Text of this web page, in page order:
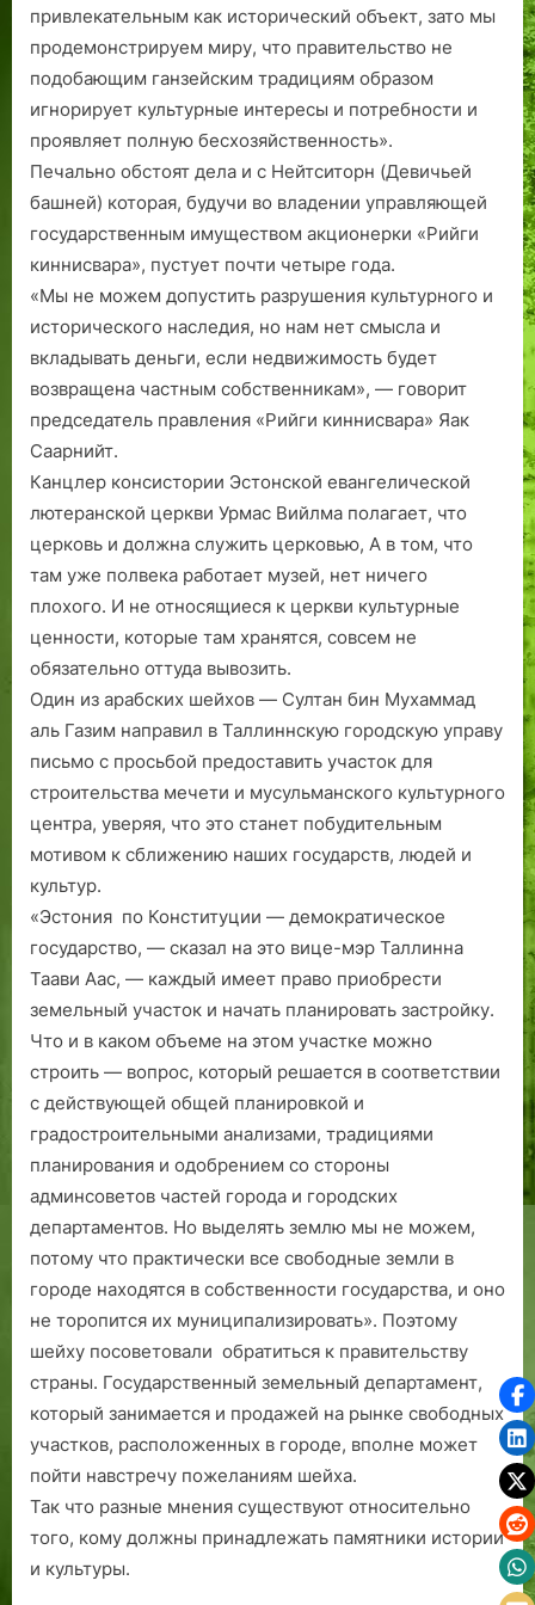
привлекательным как исторический объект, зато мы
продемонстрируем миру, что правительство не
подобающим ганзейским традициям образом
игнорирует культурные интересы и потребности и
проявляет полную бесхозяйственность».
Печально обстоят дела и с Нейтситорн (Девичьей
башней) которая, будучи во владении управляющей
государственным имуществом акционерки «Рийги
киннисвара», пустует почти четыре года.
«Мы не можем допустить разрушения культурного и
исторического наследия, но нам нет смысла и
вкладывать деньги, если недвижимость будет
возвращена частным собст­венникам», — говорит
председатель правления «Рийги киннисвара» Яак
Саарнийт.
Канцлер консистории Эстонской евангелической
лютеранской церкви Урмас Вийлма полагает, что
церковь и должна служить церковью, А в том, что
там уже полвека работает музей, нет ничего
плохого. И не относящиеся к церк­ви культурные
ценности, которые там хранятся, совсем не
обязательно оттуда вывозить.
Один из арабских шейхов — Султан бин Мухаммад
аль Газим направил в Таллиннскую городскую управу
письмо с просьбой предоставить участок для
строительства мечети и мусульманского культурного
центра, уверяя, что это станет побудительным
мотивом к сближению наших государств, людей и
культур.
«Эстония по Конституции — демократическое
государство, — сказал на это вице-мэр Таллинна
Таави Аас, — каждый имеет право приобрести
земельный участок и начать планировать застройку.
Что и в каком объеме на этом участке можно
строить — вопрос, который решается в соответствии
с дейст­вующей общей планировкой и
градостроительными анализами, традициями
планирования и одобрением со стороны
админсоветов частей города и городских
департаментов. Но выделять землю мы не можем,
потому что практически все свободные земли в
городе находятся в собственности государства, и оно
не торопится их муниципализировать». Поэтому
шейху посоветовали обратиться к правительству
страны. Государственный земельный департамент,
который занимается и продажей на рынке свободных
участков, расположенных в городе, вполне может
пойти навстречу пожеланиям шейха.
Так что разные мнения существуют относительно
того, кому должны принадлежать памятники истории
и культуры.